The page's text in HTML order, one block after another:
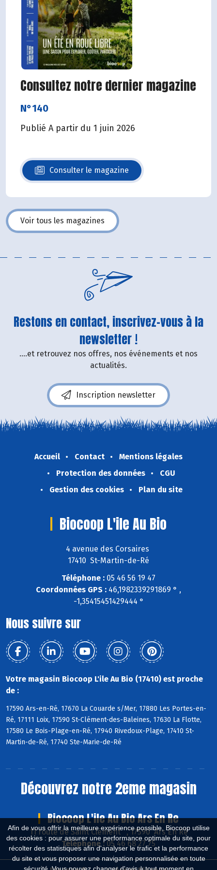
Afin de vous offrir la meilleure expérience possible, Biocoop utilise
des cookies : pour assurer une performance optimale du site, pour
récolter des statistiques afin d'analyser le trafic et la performance
du site et vous proposer une navigation personnalisée en toute
Consultez notre dernier magazine
N°140
Publié A partir du 1 juin 2026
Consulter le magazine
N°140
Voir tous les magazines
Restons en contact, inscrivez-vous à la
newsletter !
....et retrouvez nos offres, nos événements et nos
actualités.
Inscription newsletter
Accueil Contact
Mentions légales
Protection des données
CGU
Gestion des cookies
Plan du site
Biocoop L'ile Au Bio
4 avenue des Corsaires
17410 St-Martin-de-Ré
Téléphone : 05 46 56 19 47
Coordonnées GPS : 46,1982339291869 ° ,
-1,35415451429444 °
Nous suivre sur
Votre magasin Biocoop L'ile Au Bio (17410) est proche
de :
17590 Ars-en-Ré, 17670 La Couarde s/Mer, 17880 Les Portes-en-
Ré, 17111 Loix, 17590 St-Clément-des-Baleines, 17630 La Flotte,
17580 Le Bois-Plage-en-Ré, 17940 Rivedoux-Plage, 17410 St-
Martin-de-Ré, 17740 Ste-Marie-de-Ré
Découvrez notre 2eme magasin
Biocoop L'ile Au Bio Ars En Re
11 route de Saint Clément , 17590 Ars En Ré
Téléphone :05 46 68 27 75